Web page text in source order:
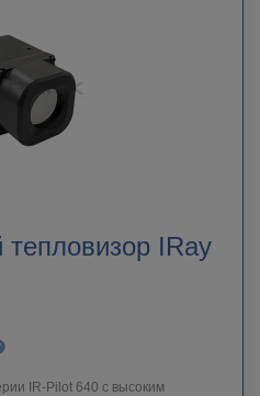
IRay
IR-Pilot 640 с высоким